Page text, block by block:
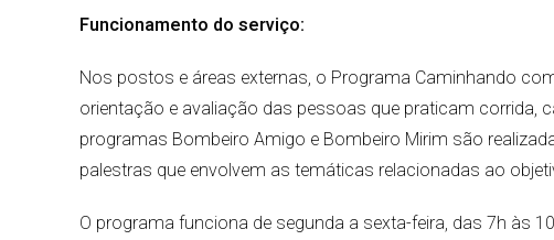
Funcionamento do serviço:
Nos postos e áreas externas, o Programa Caminhando
orientação e avaliação das pessoas que praticam corrida,
programas Bombeiro Amigo e Bombeiro Mirim são
palestras que envolvem as temáticas relacionadas ao
O programa funciona de segunda a sexta-feira, das 7h às